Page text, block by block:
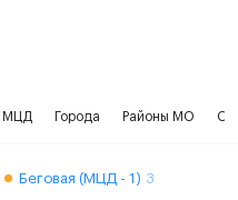
МЦД Города Районы МО
Беговая (МЦД - 1) 3